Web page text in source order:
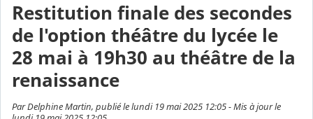
Restitution finale des secondes
de l'option théâtre du lycée le
28 mai à 19h30 au théâtre de la
renaissance
Par Delphine Martin, publié le lundi 19 mai 2025 12:05 - Mis à jour le